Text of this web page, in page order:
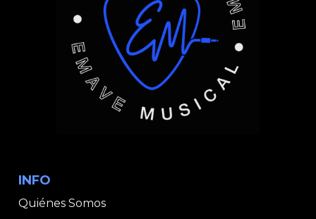
INFO
Quiénes Somos